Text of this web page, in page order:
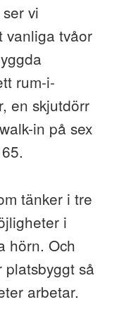
vi
vanliga tvåor
rum-i-
en skjutdörr
in på sex
tänker i tre
i
hörn. Och
platsbyggt så
arbetar.